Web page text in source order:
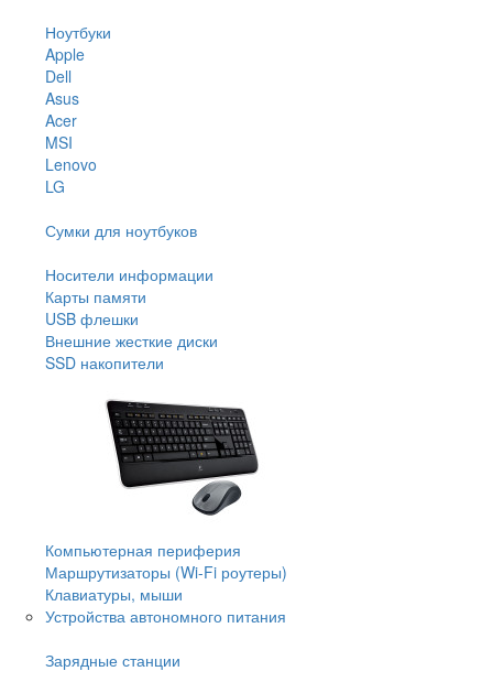
Ноутбуки
Apple
Dell
Asus
Acer
MSI
Lenovo
LG
Сумки для ноутбуков
Носители информации
Карты памяти
USB флешки
Внешние жесткие диски
SSD накопители
Компьютерная периферия
Маршрутизаторы (Wi-Fi роутеры)
Клавиатуры, мыши
Устройства автономного питания
Зарядные станции